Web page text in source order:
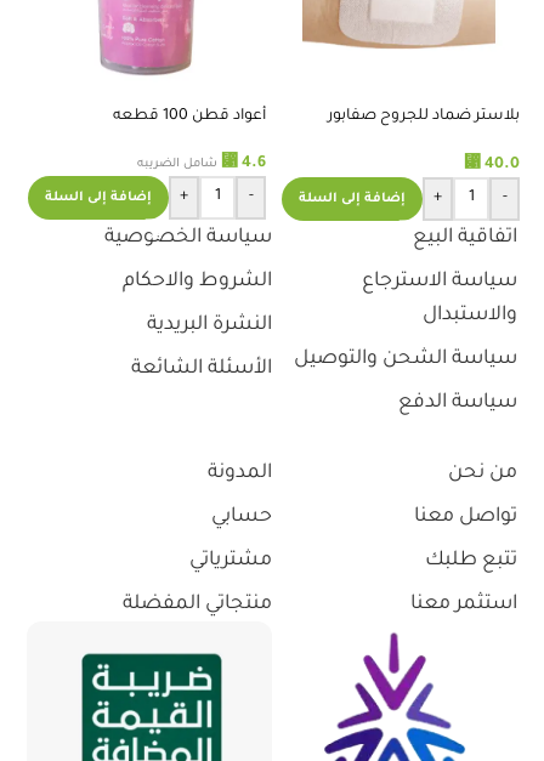
بلاستر ضماد للجروح صفابور
⃁ 40.0
-
+ إضافة إلى السلة
أعواد قطن 100 قطعه
⃁ 4.6 شامل الضريبه
-
+ إضافة إلى السلة
اتفاقية البيع
سياسة الاسترجاع
والاستبدال
سياسة الشحن والتوصيل
سياسة الدفع
سياسة الخصوصية
الشروط والاحكام
النشرة البريدية
الأسئلة الشائعة
من نحن
تواصل معنا
تتبع طلبك
استثمر معنا
المدونة
حسابي
مشترياتي
منتجاتي المفضلة